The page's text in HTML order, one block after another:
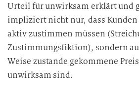
Urteil für unwirksam erklärt und
impliziert nicht nur, dass Kunden
aktiv zustimmen müssen
Zustimmungsfiktion), sondern
Weise zustande gekommene
unwirksam sind.